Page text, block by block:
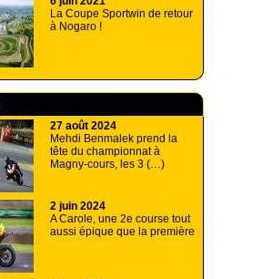
La Coupe Sportwin de retour
à Nogaro !
27 août 2024
Mehdi Benmalek prend la
tête du championnat à
Magny-cours, les 3 (…)
2 juin 2024
A Carole, une 2e course tout
aussi épique que la première